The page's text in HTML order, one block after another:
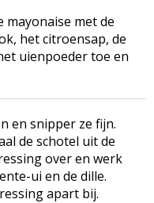
mayonaise met de
het citroensap, de
uienpoeder toe en
en snipper ze fijn.
de schotel uit de
over en werk
ui en de dille.
apart bij.